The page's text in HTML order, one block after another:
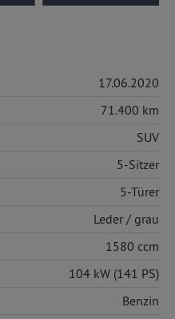
17.06.2020
71.400 km
SUV
5-Sitzer
5-Türer
Leder / grau
1580 ccm
104 kW (141 PS)
Benzin